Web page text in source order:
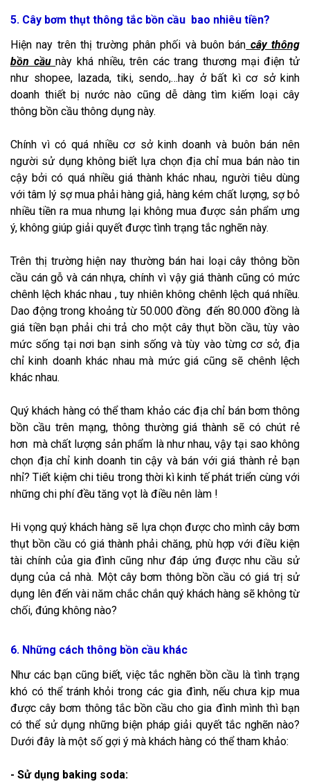
5. Cây bơm thụt thông tắc bồn cầu bao nhiêu tiền?
Hiện nay trên thị trường phân phối và buôn bán cây thông
bồn cầunày khá nhiều, trên các trang thương mại điện tử
như shopee, lazada, tiki, sendo,…hay ở bất kì cơ sở kinh
doanh thiết bị nước nào cũng dễ dàng tìm kiếm loại cây
thông bồn cầu thông dụng này.
Chính vì có quá nhiều cơ sở kinh doanh và buôn bán nên
người sử dụng không biết lựa chọn địa chỉ mua bán nào tin
cậy bởi có quá nhiều giá thành khác nhau, người tiêu dùng
với tâm lý sợ mua phải hàng giả, hàng kém chất lượng, sợ bỏ
nhiều tiền ra mua nhưng lại không mua được sản phẩm ưng
ý, không giúp giải quyết được tình trạng tắc nghẽn này.
Trên thị trường hiện nay thường bán hai loại cây thông bồn
cầu cán gỗ và cán nhựa, chính vì vậy giá thành cũng có mức
chênh lệch khác nhau , tuy nhiên không chênh lệch quá nhiều.
Dao động trong khoảng từ 50.000 đồng đến 80.000 đồng là
giá tiền bạn phải chi trả cho một cây thụt bồn cầu, tùy vào
mức sống tại nơi bạn sinh sống và tùy vào từng cơ sở, địa
chỉ kinh doanh khác nhau mà mức giá cũng sẽ chênh lệch
khác nhau.
Quý khách hàng có thể tham khảo các địa chỉ bán bơm thông
bồn cầu trên mạng, thông thường giá thành sẽ có chút rẻ
hơn mà chất lượng sản phẩm là như nhau, vậy tại sao không
chọn địa chỉ kinh doanh tin cậy và bán với giá thành rẻ bạn
nhỉ? Tiết kiệm chi tiêu trong thời kì kinh tế phát triển cùng với
những chi phí đều tăng vọt là điều nên làm !
Hi vọng quý khách hàng sẽ lựa chọn được cho mình cây bơm
thụt bồn cầu có giá thành phải chăng, phù hợp với điều kiện
tài chính của gia đình cũng như đáp ứng được nhu cầu sử
dụng của cả nhà. Một cây bơm thông bồn cầu có giá trị sử
dụng lên đến vài năm chắc chắn quý khách hàng sẽ không từ
chối, đúng không nào?
6. Những cách thông bồn cầu khác
Như các bạn cũng biết, việc tắc nghẽn bồn cầu là tình trạng
khó có thể tránh khỏi trong các gia đình, nếu chưa kịp mua
được cây bơm thông tắc bồn cầu cho gia đình mình thì bạn
có thể sử dụng những biện pháp giải quyết tắc nghẽn nào?
Dưới đây là một số gợi ý mà khách hàng có thể tham khảo:
- Sử dụng baking soda: